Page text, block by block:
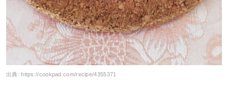
出典: https://cookpad.com/recipe/4355371